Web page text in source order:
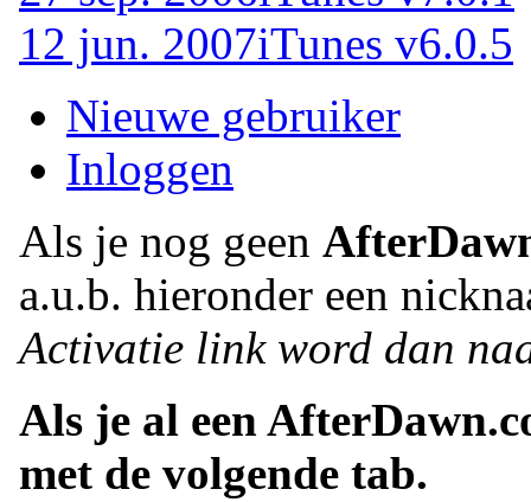
12 jun. 2007iTunes v6.0.5
Nieuwe gebruiker
Inloggen
Als je nog geen
a.u.b. hieronder een
Activatie link word dan
Als je al een
met de volgende tab.